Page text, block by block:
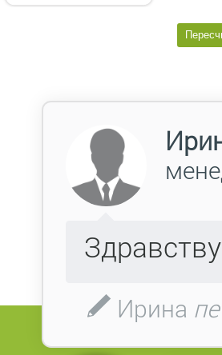
Фамилия:
Имя:
Отчество:
Факс:
Адрес: